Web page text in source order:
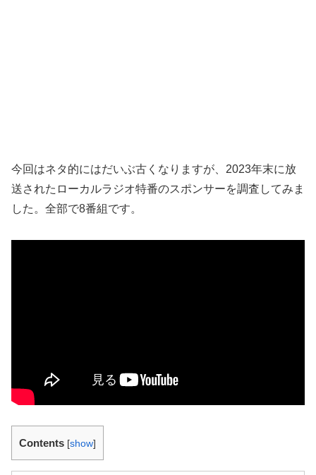
今回はネタ的にはだいぶ古くなりますが、2023年末に放
送されたローカルラジオ特番のスポンサーを調査してみま
した。全部で8番組です。
Contents [show]